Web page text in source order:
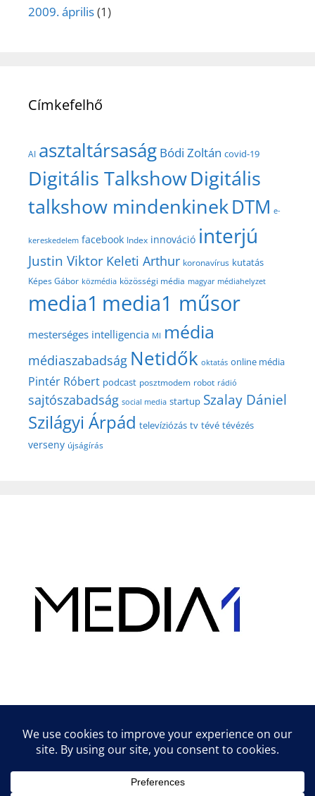
2009. április(1)
Címkefelhő
AI asztaltársaság Bódi Zoltán covid-19
Digitális TalkshowDigitális
talkshow mindenkinekDTM e-
kereskedelem facebook Index innováció interjú
Justin Viktor Keleti Arthur koronavírus kutatás
Képes Gábor közmédia közösségi média magyar médiahelyzet
media1 media1 műsor
mesterséges intelligencia MI média
médiaszabadság Netidők oktatás online média
Pintér Róbert podcast posztmodem robot rádió
sajtószabadság social media startup Szalay Dániel
Szilágyi Árpád televíziózás tv tévé tévézés
verseny újságírás
Lifestyle tippek & trükkök